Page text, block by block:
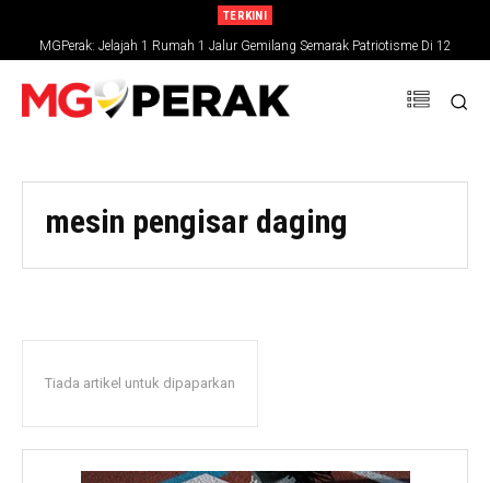
TERKINI
MGPerak: Jelajah 1 Rumah 1 Jalur Gemilang Semarak Patriotisme Di 12
Daerah Perak
mesin pengisar daging
Tiada artikel untuk dipaparkan